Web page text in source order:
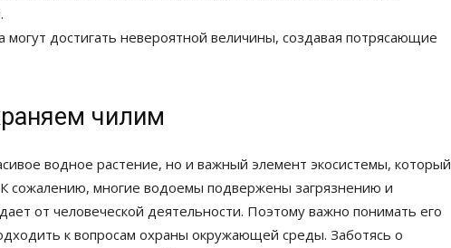
достигать невероятной величины, создавая потрясающие
чилим
водное растение, но и важный элемент экосистемы, который
сожалению, многие водоемы подвержены загрязнению и
от человеческой деятельности. Поэтому важно понимать его
к вопросам охраны окружающей среды. Заботясь о